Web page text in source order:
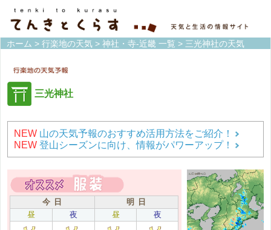
ホーム > 行楽地の天気 > 神社・寺-近畿 一覧 > 三光神社の天気
三光神社
NEW 山の天気予報のおすすめ活用方法をご紹介！
NEW 登山シーズンに向け、情報がパワーアップ！
今 日
明 日
昼
夜 昼 夜